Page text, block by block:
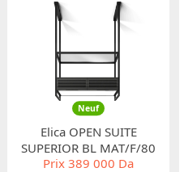
Neuf
Elica OPEN SUITE
SUPERIOR BL MAT/F/80
Prix 389 000 Da